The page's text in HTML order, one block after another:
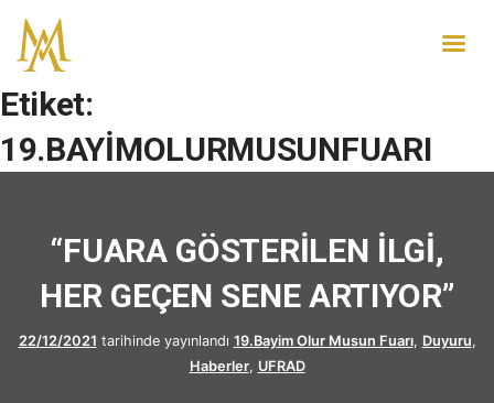
Etiket:
19.BAYİMOLURMUSUNFUARI
“FUARA GÖSTERİLEN İLGİ,
HER GEÇEN SENE ARTIYOR”
22/12/2021 tarihinde yayınlandı 19.Bayim Olur Musun Fuarı, Duyuru,
Haberler, UFRAD